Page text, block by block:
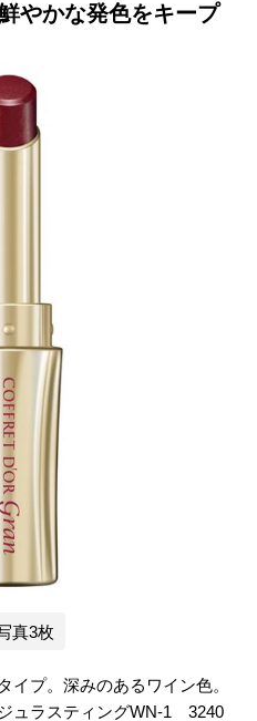
やかな発色をキープ
真3枚
イプ。深みのあるワイン色。
ラスティングWN-1 3240